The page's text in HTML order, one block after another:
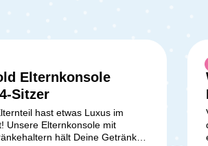
Elternkonsole
Sitzer
hast etwas Luxus im
Unsere Elternkonsole mit
hält Deine Getränke